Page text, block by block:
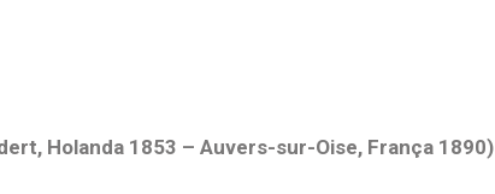
Holanda 1853 – Auvers-sur-Oise, França 1890)